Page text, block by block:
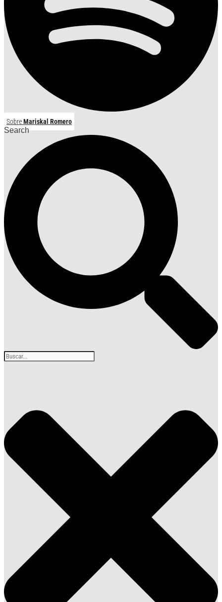
SobreMariskal Romero
Search